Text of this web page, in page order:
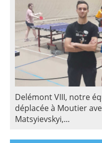
Delémont VIII, notre
déplacée à Moutier
Matsyievskyi,...